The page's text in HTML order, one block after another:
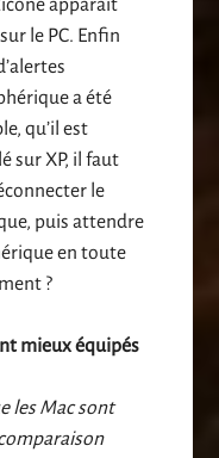
apparaît
le PC. Enfin
a été
qu’il est
sur XP, il faut
le
puis attendre
en toute
?
mieux équipés
les Mac sont